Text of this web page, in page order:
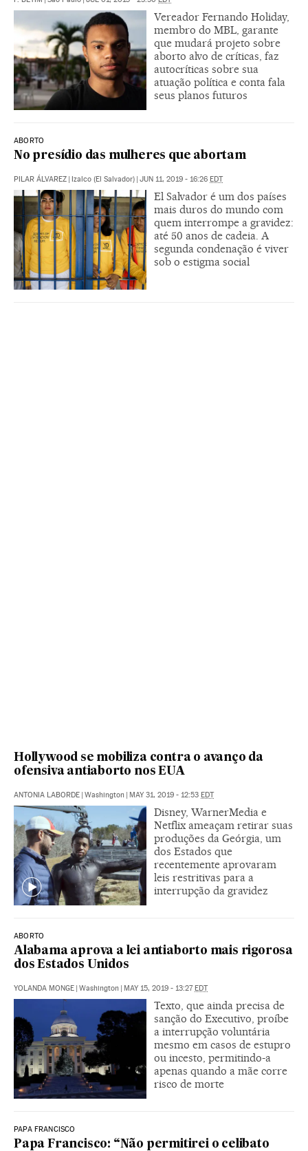
Vereador Fernando Holiday,
membro do MBL, garante
que mudará projeto sobre
aborto alvo de críticas, faz
autocríticas sobre sua
atuação política e conta fala
seus planos futuros
ABORTO
No presídio das mulheres que abortam
PILAR ÁLVAREZ Izalco (El Salvador) JUN 11, 2019 - 16:26 EDT
El Salvador é um dos países
mais duros do mundo com
quem interrompe a gravidez:
até 50 anos de cadeia. A
segunda condenação é viver
sob o estigma social
Hollywood se mobiliza contra o avanço da
ofensiva antiaborto nos EUA
ANTONIA LABORDE Washington MAY 31, 2019 - 12:53 EDT
Disney, WarnerMedia e
Netflix ameaçam retirar suas
produções da Geórgia, um
dos Estados que
recentemente aprovaram
leis restritivas para a
interrupção da gravidez
ABORTO
Alabama aprova a lei antiaborto mais rigorosa
dos Estados Unidos
YOLANDA MONGE | Washington | MAY 15, 2019 - 13:27EDT
Texto, que ainda precisa de
sanção do Executivo, proíbe
a interrupção voluntária
mesmo em casos de estupro
ou incesto, permitindo-a
apenas quando a mãe corre
risco de morte
PAPA FRANCISCO
Papa Francisco: “Não permitirei o celibato